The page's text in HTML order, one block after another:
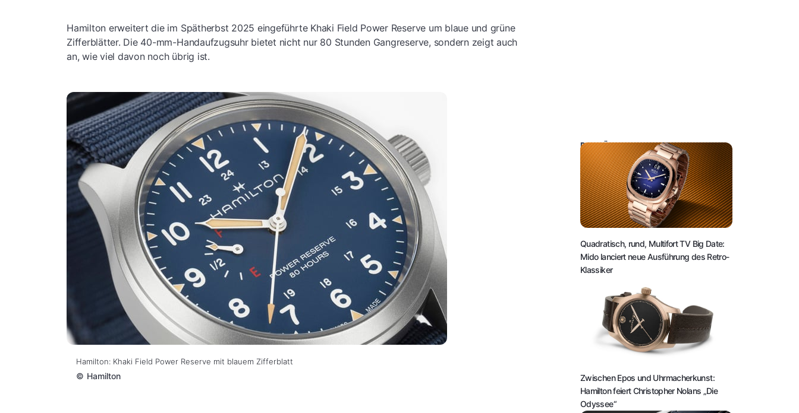
Hamilton erweitert die im Spätherbst 2025 eingeführte Khaki Field Power Reserve um blaue und grüne
Zifferblätter. Die 40-mm-Handaufzugsuhr bietet nicht nur 80 Stunden Gangreserve, sondern zeigt auch
an, wie viel davon noch übrig ist.
Hamilton: Khaki Field Power Reserve mit blauem Zifferblatt
© Hamilton
DAS KÖNNTE SIE AUCH INTERESSIEREN:
Quadratisch, rund, Multifort TV Big Date:
Mido lanciert neue Ausführung des Retro-
Klassiker
Zwischen Epos und Uhrmacherkunst:
Hamilton feiert Christopher Nolans „Die
Odyssee“